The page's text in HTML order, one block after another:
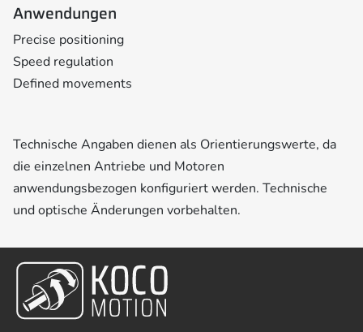
Anwendungen
Precise positioning
Speed regulation
Defined movements
Technische Angaben dienen als Orientierungswerte, da
die einzelnen Antriebe und Motoren
anwendungsbezogen konfiguriert werden. Technische
und optische Änderungen vorbehalten.